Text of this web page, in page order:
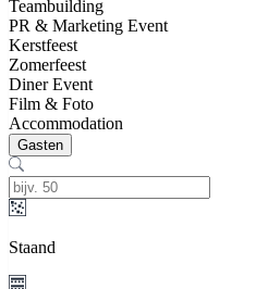
Teambuilding
PR & Marketing Event
Kerstfeest
Zomerfeest
Diner Event
Film & Foto
Accommodation
Gasten
Staand